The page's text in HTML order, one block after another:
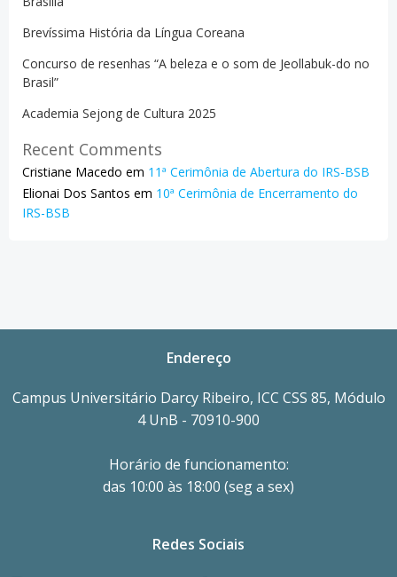
Brevíssima História da Língua Coreana
Concurso de resenhas “A beleza e o som de Jeollabuk-do no
Brasil”
Academia Sejong de Cultura 2025
Recent Comments
Cristiane Macedo em 11ª Cerimônia de Abertura do IRS-BSB
Elionai Dos Santos em 10ª Cerimônia de Encerramento do
IRS-BSB
Endereço
Campus Universitário Darcy Ribeiro, ICC CSS 85, Módulo
4 UnB - 70910-900
Horário de funcionamento:
das 10:00 às 18:00 (seg a sex)
Redes Sociais